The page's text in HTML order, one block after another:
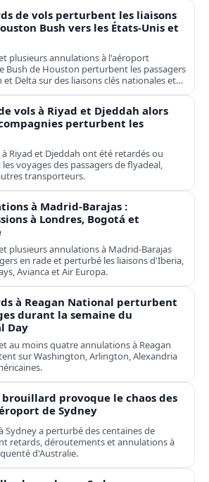
de vols perturbent les liaisons
Bush vers les États-Unis et
plusieurs annulations à l'aéroport
Bush de Houston perturbent les passagers
Delta sur des liaisons clés nationales et
vols à Riyad et Djeddah alors
perturbent les
à Riyad et Djeddah ont été retardés ou
voyages des passagers de flyadeal,
transporteurs.
à Madrid-Barajas :
à Londres, Bogotá et
plusieurs annulations à Madrid-Barajas
en rade et perturbé les liaisons d'Iberia,
Avianca et Air Europa.
à Reagan National perturbent
durant la semaine du
Day
au moins quatre annulations à Reagan
sur Washington, Arlington, Alexandria
brouillard provoque le chaos des
de Sydney
Sydney a perturbé des centaines de
retards, déroutements et annulations à
d'Australie.